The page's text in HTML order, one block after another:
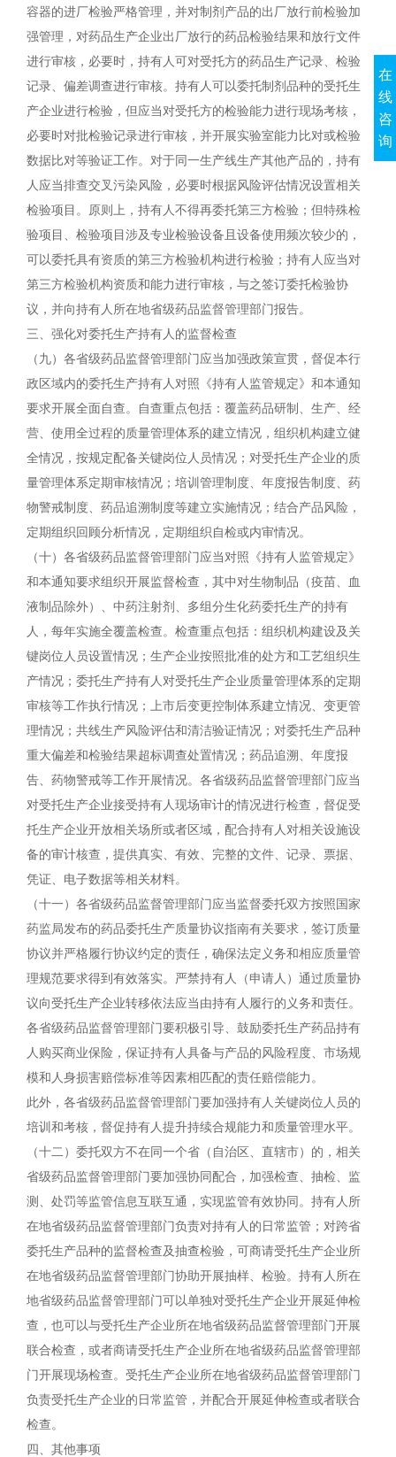
容器的进厂检验严格管理，并对制剂产品的出厂放行前检验加
强管理，对药品生产企业出厂放行的药品检验结果和放行文件
进行审核，必要时，持有人可对受托方的药品生产记录、检验
记录、偏差调查进行审核。持有人可以委托制剂品种的受托生
产企业进行检验，但应当对受托方的检验能力进行现场考核，
必要时对批检验记录进行审核，并开展实验室能力比对或检验
数据比对等验证工作。对于同一生产线生产其他产品的，持有
人应当排查交叉污染风险，必要时根据风险评估情况设置相关
检验项目。原则上，持有人不得再委托第三方检验；但特殊检
验项目、检验项目涉及专业检验设备且设备使用频次较少的，
可以委托具有资质的第三方检验机构进行检验；持有人应当对
第三方检验机构资质和能力进行审核，与之签订委托检验协
议，并向持有人所在地省级药品监督管理部门报告。
三、强化对委托生产持有人的监督检查
（九）各省级药品监督管理部门应当加强政策宣贯，督促本行
政区域内的委托生产持有人对照《持有人监管规定》和本通知
要求开展全面自查。自查重点包括：覆盖药品研制、生产、经
营、使用全过程的质量管理体系的建立情况，组织机构建立健
全情况，按规定配备关键岗位人员情况；对受托生产企业的质
量管理体系定期审核情况；培训管理制度、年度报告制度、药
物警戒制度、药品追溯制度等建立实施情况；结合产品风险，
定期组织回顾分析情况，定期组织自检或内审情况。
（十）各省级药品监督管理部门应当对照《持有人监管规定》
和本通知要求组织开展监督检查，其中对生物制品（疫苗、血
液制品除外）、中药注射剂、多组分生化药委托生产的持有
人，每年实施全覆盖检查。检查重点包括：组织机构建设及关
键岗位人员设置情况；生产企业按照批准的处方和工艺组织生
产情况；委托生产持有人对受托生产企业质量管理体系的定期
审核等工作执行情况；上市后变更控制体系建立情况、变更管
理情况；共线生产风险评估和清洁验证情况；对委托生产品种
重大偏差和检验结果超标调查处置情况；药品追溯、年度报
告、药物警戒等工作开展情况。各省级药品监督管理部门应当
对受托生产企业接受持有人现场审计的情况进行检查，督促受
托生产企业开放相关场所或者区域，配合持有人对相关设施设
备的审计核查，提供真实、有效、完整的文件、记录、票据、
凭证、电子数据等相关材料。
（十一）各省级药品监督管理部门应当监督委托双方按照国家
药监局发布的药品委托生产质量协议指南有关要求，签订质量
协议并严格履行协议约定的责任，确保法定义务和相应质量管
理规范要求得到有效落实。严禁持有人（申请人）通过质量协
议向受托生产企业转移依法应当由持有人履行的义务和责任。
各省级药品监督管理部门要积极引导、鼓励委托生产药品持有
人购买商业保险，保证持有人具备与产品的风险程度、市场规
模和人身损害赔偿标准等因素相匹配的责任赔偿能力。
此外，各省级药品监督管理部门要加强持有人关键岗位人员的
培训和考核，督促持有人提升持续合规能力和质量管理水平。
（十二）委托双方不在同一个省（自治区、直辖市）的，相关
省级药品监督管理部门要加强协同配合，加强检查、抽检、监
测、处罚等监管信息互联互通，实现监管有效协同。持有人所
在地省级药品监督管理部门负责对持有人的日常监管；对跨省
委托生产品种的监督检查及抽查检验，可商请受托生产企业所
在地省级药品监督管理部门协助开展抽样、检验。持有人所在
地省级药品监督管理部门可以单独对受托生产企业开展延伸检
查，也可以与受托生产企业所在地省级药品监督管理部门开展
联合检查，或者商请受托生产企业所在地省级药品监督管理部
门开展现场检查。受托生产企业所在地省级药品监督管理部门
负责受托生产企业的日常监管，并配合开展延伸检查或者联合
检查。
四、其他事项
在
线
咨
询